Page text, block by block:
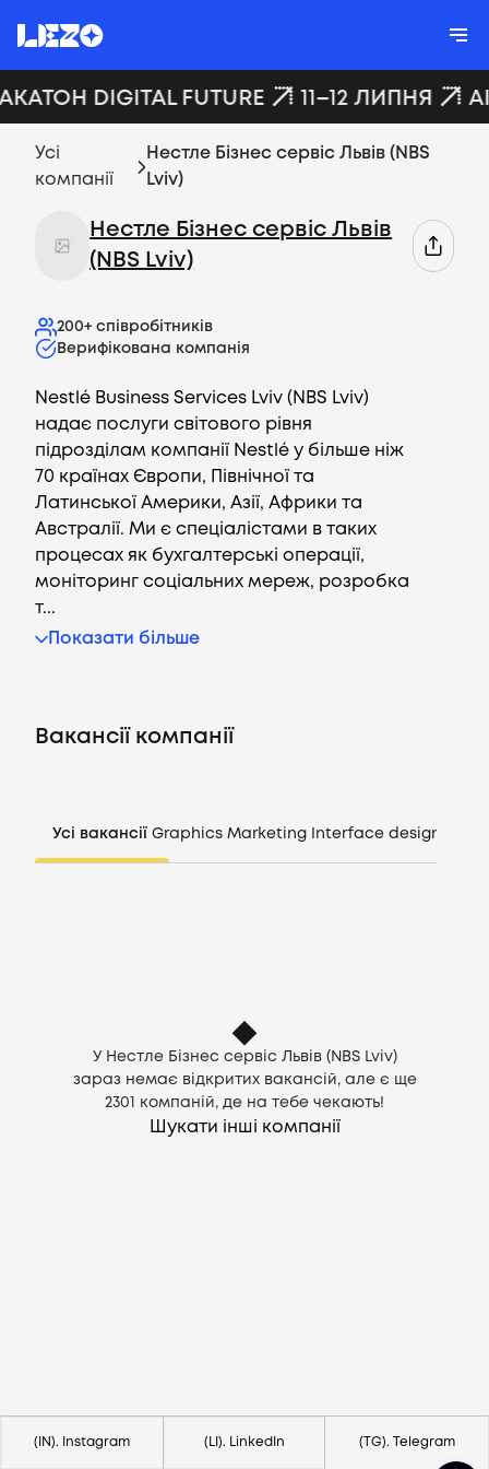
CV генератор
UA
DIGITAL FUTURE 11–12 ЛИПНЯ
Усі
компанії
Нестле Бізнес сервіс Львів (NBS
Lviv)
Нестле Бізнес сервіс Львів
(NBS Lviv)
200+ співробітників
Верифікована компанія
Nestlé Business Services Lviv (NBS Lviv)
надає послуги світового рівня
підрозділам компанії Nestlé у більше ніж
70 країнах Європи, Північної та
Латинської Америки, Азії, Африки та
Австралії. Ми є спеціалістами в таких
процесах як бухгалтерські операції,
моніторинг соціальних мереж, розробка
т...
Показати більше
Вакансії компанії
Усі вакансії Graphics Marketing Interface design
У Нестле Бізнес сервіс Львів (NBS Lviv)
зараз немає відкритих вакансій, але є ще
2301
компаній, де на тебе чекають!
Шукати інші компанії
(IN). Instagram (LI). LinkedIn (TG). Telegram